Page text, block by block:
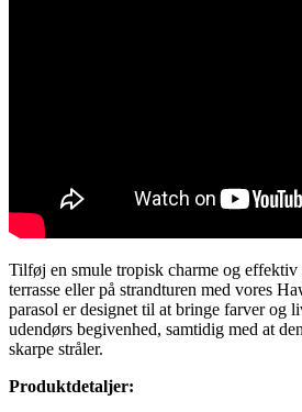
Tilføj en smule tropisk charme og effektiv
terrasse eller på strandturen med vores
parasol er designet til at bringe farver og
udendørs begivenhed, samtidig med at
skarpe stråler.
Produktdetaljer: